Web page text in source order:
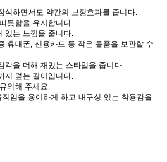
식하면서도 약간의 보정효과를 줍니다.
듯함을 유지합니다.
있는 느낌을 줍니다.
휴대폰, 신용카드 등 작은 물품을 보관할 수
각을 더해 재밌는 스타일을 줍니다.
지 덮는 길이입니다.
의해 주세요.
임을 용이하게 하고 내구성 있는 착용감을